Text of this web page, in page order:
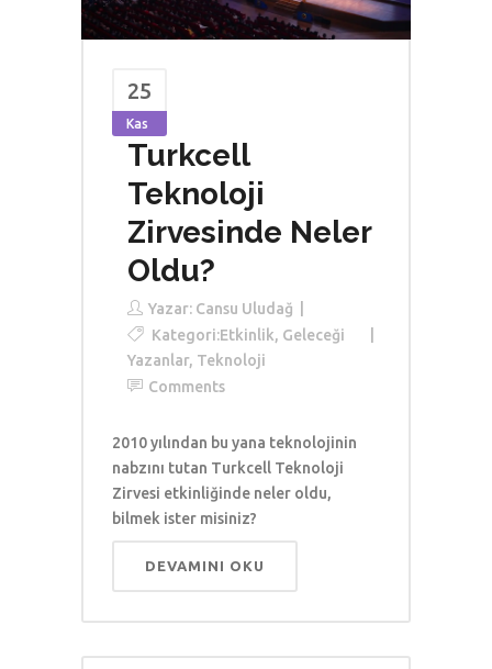
25
Kas
Turkcell
Teknoloji
Zirvesinde Neler
Oldu?
Yazar: Cansu Uludağ
Kategori:Etkinlik, Geleceği
Yazanlar, Teknoloji
Comments
2010 yılından bu yana teknolojinin
nabzını tutan Turkcell Teknoloji
Zirvesi etkinliğinde neler oldu,
bilmek ister misiniz?
DEVAMINI OKU